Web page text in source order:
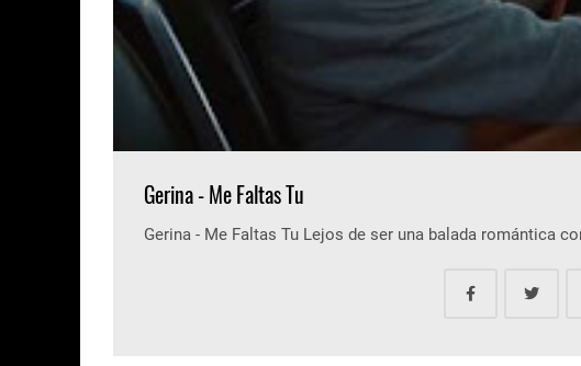
Gerina - Me Faltas Tu
Gerina - Me Faltas Tu Lejos de ser una balada romántica